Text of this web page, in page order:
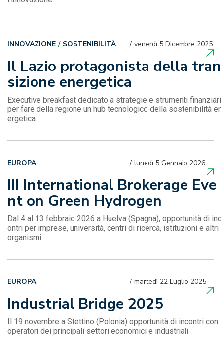
Il Lazio protagonista della tran
sizione energetica
venerdì 5 Dicembre 2025
INNOVAZIONE SOSTENIBILITÀ
Executive breakfast dedicato a strategie e strumenti finanziari
per fare della regione un hub tecnologico della sostenibilità
ergetica
III International Brokerage Eve
nt on Green Hydrogen
lunedì 5 Gennaio 2026
EUROPA
Dal 4 al 13 febbraio 2026 a Huelva (Spagna), opportunità di inc
ontri per imprese, università, centri di ricerca, istituzioni e altri
organismi
Industrial Bridge 2025
martedì 22 Luglio 2025
EUROPA
Il 19 novembre a Stettino (Polonia) opportunità di incontri con
operatori dei principali settori economici e industriali